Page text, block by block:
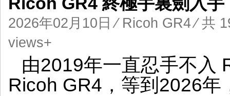
2026年02月10日 ⁄ Ricoh GR4⁄ 共
views+
由2019年一直忍手不入
Ricoh GR4，等到2026年